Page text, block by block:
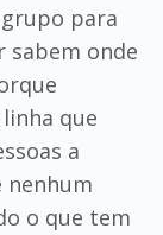
para
sabem onde
que
a
nenhum
o que tem